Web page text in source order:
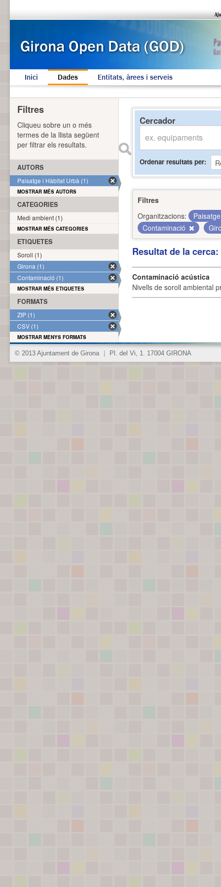
Inici Dades Entitats, àrees i serveis
Cercador
Ordenar resultats per
Filtres
Organitzacions:
Contaminació
Resultat de la
Contaminació acústica
Nivells de soroll ambiental
Filtres
Cliqueu sobre un o més
termes de la llista següent
per filtrar els resultats.
AUTORS
Paisatge i Hàbitat Urbà (1)
MOSTRAR MÉS AUTORS
CATEGORIES
Medi ambient (1)
MOSTRAR MÉS CATEGORIES
ETIQUETES
Soroll (1)
Girona (1)
Contaminació (1)
MOSTRAR MÉS ETIQUETES
FORMATS
ZIP (1)
CSV (1)
MOSTRAR MENYS FORMATS
© 2013 Ajuntament de Girona Pl. del Vi, 1. 17004 GIRONA